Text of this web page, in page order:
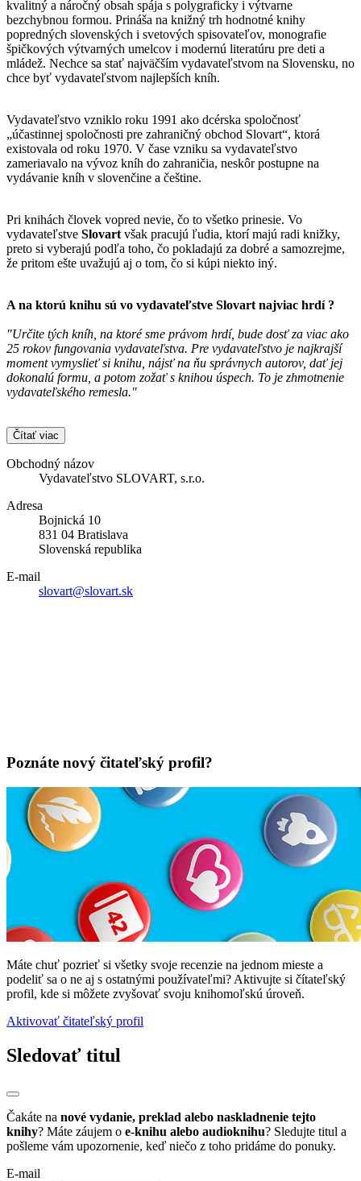
kvalitný a náročný obsah spája s polygraficky i výtvarne
bezchybnou formou. Prináša na knižný trh hodnotné knihy
popredných slovenských i svetových spisovateľov, monografie
špičkových výtvarných umelcov i modernú literatúru pre deti a
mládež. Nechce sa stať najväčším vydavateľstvom na Slovensku, no
chce byť vydavateľstvom najlepších kníh.
Vydavateľstvo vzniklo roku 1991 ako dcérska spoločnosť
„účastinnej spoločnosti pre zahraničný obchod Slovart“, ktorá
existovala od roku 1970. V čase vzniku sa vydavateľstvo
zameriavalo na vývoz kníh do zahraničia, neskôr postupne na
vydávanie kníh v slovenčine a češtine.
Pri knihách človek vopred nevie, čo to všetko prinesie. Vo
vydavateľstve Slovart však pracujú ľudia, ktorí majú radi knižky,
preto si vyberajú podľa toho, čo pokladajú za dobré a samozrejme,
že pritom ešte uvažujú aj o tom, čo si kúpi niekto iný.
A na ktorú knihu sú vo vydavateľstve Slovart najviac hrdí ?
"Určite tých kníh, na ktoré sme právom hrdí, bude dosť za viac ako
25 rokov fungovania vydavateľstva. Pre vydavateľstvo je najkrajší
moment vymyslieť si knihu, nájsť na ňu správnych autorov, dať jej
dokonalú formu, a potom zožať s knihou úspech. To je zhmotnenie
vydavateľského remesla."
Čítať viac
Obchodný názov
Vydavateľstvo SLOVART, s.r.o.
Adresa
Bojnická 10
831 04 Bratislava
Slovenská republika
E-mail
slovart@slovart.sk
Poznáte nový čitateľský profil?
Máte chuť pozrieť si všetky svoje recenzie na jednom mieste a
podeliť sa o ne aj s ostatnými používateľmi? Aktivujte si čítateľský
profil, kde si môžete zvyšovať svoju knihomoľskú úroveň.
Aktivovať čitateľský profil
Sledovať titul
Čakáte na nové vydanie, preklad alebo naskladnenie tejto
knihy? Máte záujem o e-knihu alebo audioknihu? Sledujte titul a
pošleme vám upozornenie, keď niečo z toho pridáme do ponuky.
E-mail